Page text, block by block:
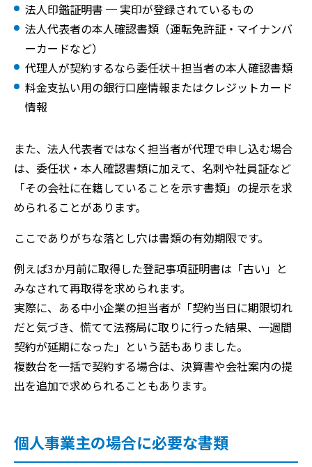
法人印鑑証明書 ─ 実印が登録されているもの
法人代表者の本人確認書類（運転免許証・マイナンバ
ーカードなど）
代理人が契約するなら委任状＋担当者の本人確認書類
料金支払い用の銀行口座情報またはクレジットカード
情報
また、法人代表者ではなく担当者が代理で申し込む場合
は、委任状・本人確認書類に加えて、名刺や社員証など
「その会社に在籍していることを示す書類」の提示を求
められることがあります。
ここでありがちな落とし穴は書類の有効期限です。
例えば3か月前に取得した登記事項証明書は「古い」と
みなされて再取得を求められます。
実際に、ある中小企業の担当者が「契約当日に期限切れ
だと気づき、慌てて法務局に取りに行った結果、一週間
契約が延期になった」という話もありました。
複数台を一括で契約する場合は、決算書や会社案内の提
出を追加で求められることもあります。
個人事業主の場合に必要な書類